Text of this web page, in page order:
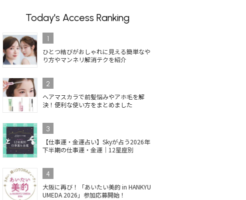
Today's Access Ranking
1
ひとつ結びがおしゃれに見える簡単なや
り方やマンネリ解消テクを紹介
2
ヘアマスカラで前髪悩みやアホ毛を解
決！便利な使い方をまとめました
3
【仕事運・金運占い】Skyが占う2026年
下半期の仕事運・金運｜12星座別
4
大阪に再び！「あいたい美的 in HANKYU
UMEDA 2026」参加応募開始！